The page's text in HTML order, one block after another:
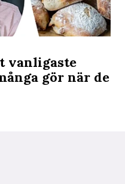
vanligaste
gör när de